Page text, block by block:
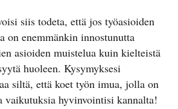
siis todeta, että jos työasioiden
on enemmänkin innostunutta
asioiden muistelua kuin kielteistä
huoleen. Kysymyksesi
siltä, että koet työn imua, jolla on
hyvinvointisi kannalta!